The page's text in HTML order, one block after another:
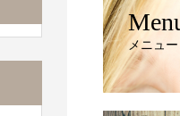
メニュー